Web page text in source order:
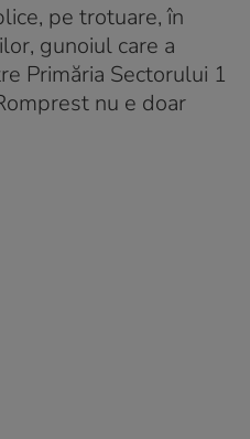
pe trotuare, în
gunoiul care a
Primăria Sectorului 1
nu e doar